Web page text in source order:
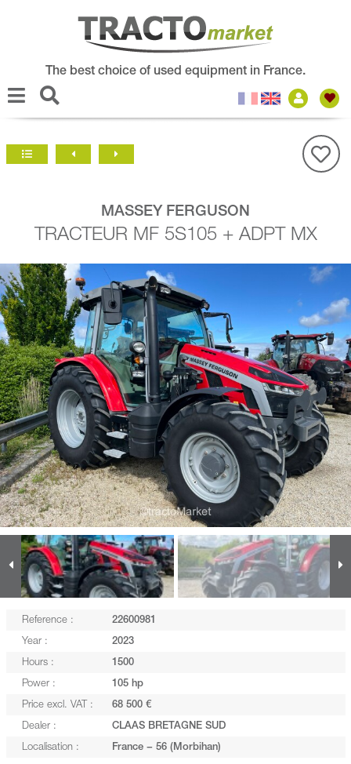
The best choice of used equipment in France.
MASSEY FERGUSON
TRACTEUR MF 5S105 + ADPT MX
Reference : 22600981
Year : 2023
Hours : 1500
Power : 105 hp
Price excl. VAT : 68 500 €
Dealer : CLAAS BRETAGNE SUD
Localisation : France − 56 (Morbihan)